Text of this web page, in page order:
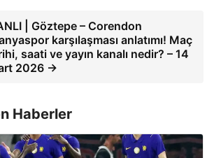
| Göztepe – Corendon
karşılaşması anlatımı! Maç
saati ve yayın kanalı nedir? – 14
2026 →
Haberler